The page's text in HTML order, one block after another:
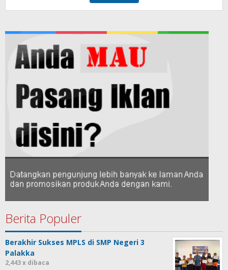
Berita Populer
Berakhir Sukses MPLS di SMP Negeri 3
Palakka
2,443 x dibaca